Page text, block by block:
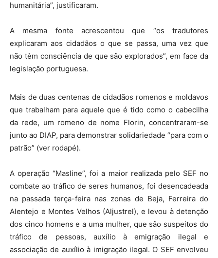
humanitária”, justificaram.
A mesma fonte acrescentou que “os tradutores
explicaram aos cidadãos o que se passa, uma vez que
não têm consciência de que são explorados”, em face da
legislação portuguesa.
Mais de duas centenas de cidadãos romenos e moldavos
que trabalham para aquele que é tido como o cabecilha
da rede, um romeno de nome Florin, concentraram-se
junto ao DIAP, para demonstrar solidariedade “para com o
patrão” (ver rodapé).
A operação “Masline”, foi a maior realizada pelo SEF no
combate ao tráfico de seres humanos, foi desencadeada
na passada terça-feira nas zonas de Beja, Ferreira do
Alentejo e Montes Velhos (Aljustrel), e levou à detenção
dos cinco homens e a uma mulher, que são suspeitos do
tráfico de pessoas, auxílio à emigração ilegal e
associação de auxílio à imigração ilegal. O SEF envolveu